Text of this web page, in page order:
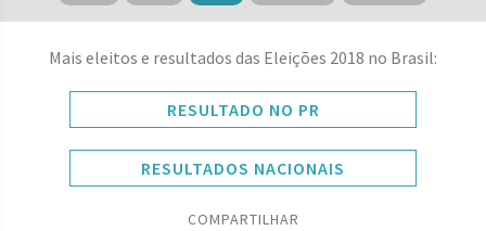
Mais eleitos e resultados das Eleições 2018 no Brasil:
RESULTADO NO PR
RESULTADOS NACIONAIS
COMPARTILHAR